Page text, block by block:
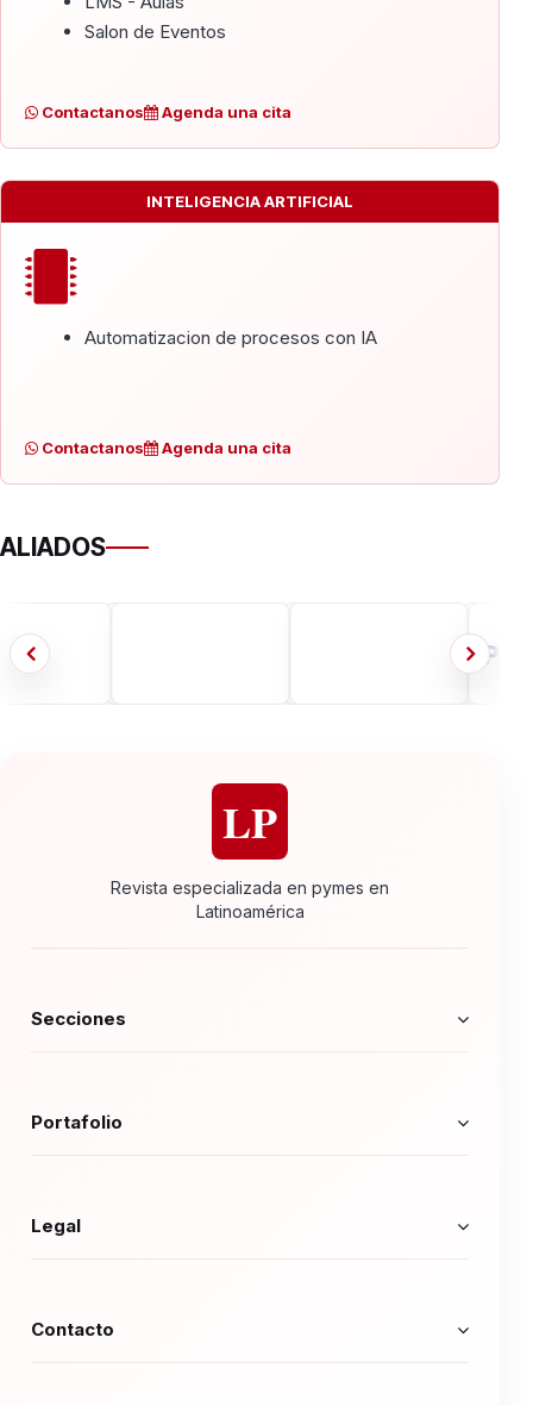
Salon de Eventos
Contactanos Agenda una cita
INTELIGENCIA ARTIFICIAL
Automatizacion de procesos con IA
Contactanos Agenda una cita
ALIADOS
LP
Revista especializada en pymes en
Latinoamérica
Secciones
Portafolio
Legal
Contacto